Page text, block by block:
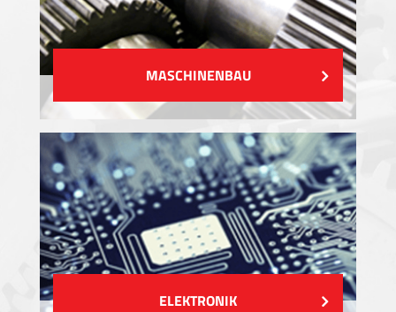
MASCHINENBAU
ELEKTRONIK